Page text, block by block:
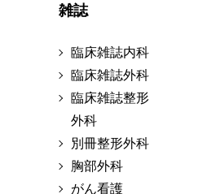
雑誌
臨床雑誌内科
臨床雑誌外科
臨床雑誌整形
外科
別冊整形外科
胸部外科
がん看護